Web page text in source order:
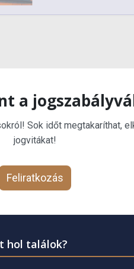
a
Sok időt megtakaríthat,
jogvitákat!
Feliratkozás
hol találok?